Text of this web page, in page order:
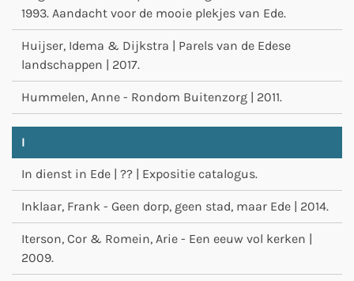
1993. Aandacht voor de mooie plekjes van Ede.
Huijser, Idema & Dijkstra | Parels van de Edese
landschappen | 2017.
Hummelen, Anne - Rondom Buitenzorg | 2011.
I
In dienst in Ede | ?? | Expositie catalogus.
Inklaar, Frank - Geen dorp, geen stad, maar Ede | 2014.
Iterson, Cor & Romein, Arie - Een eeuw vol kerken |
2009.